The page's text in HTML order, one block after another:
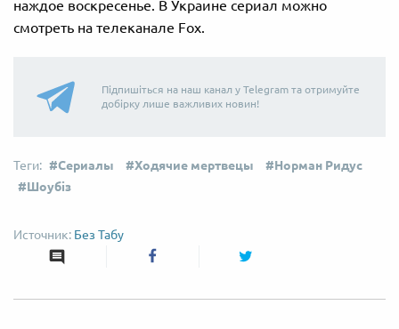
наждое воскресенье. В Украине сериал можно
смотреть на телеканале Fox.
Підпишіться на наш канал у Telegram та отримуйте
добірку лише важливих новин!
Сериалы Ходячие мертвецы
Норман Ридус
Шоубіз
Без Табу